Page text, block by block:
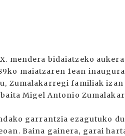
mendera bidaiatzeko
maiatzaren 1ean
Zumalakarregi familiak
Migel Antonio
garrantzia ezagutuko
Baina gainera, garai